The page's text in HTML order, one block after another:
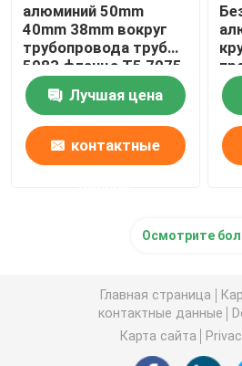
алюминий 50mm
40mm 38mm вокруг
трубопровода трубы
5083 фланца T5 7075
T6 для трубы масла
Лучшая цена
контактные
Осмотрите
Главная страница
контактные данные
Карта сайта